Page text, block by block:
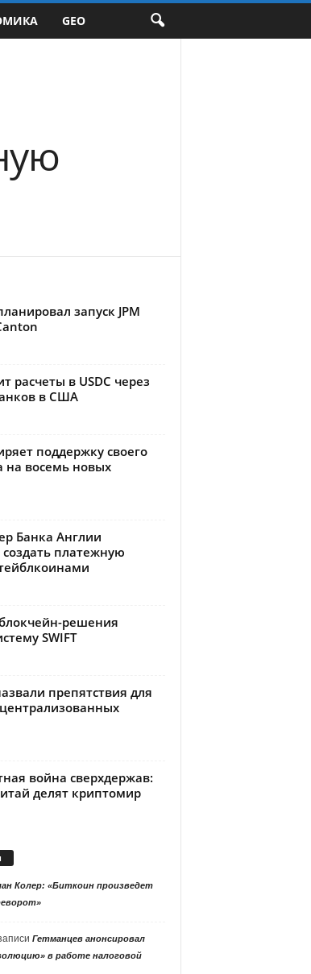
GEO
запуск JPM
расчеты в USDC через
в США
поддержку своего
на восемь новых
Банка Англии
платежную
решения
SWIFT
препятствия для
война сверхдержав:
делят криптомир
Колер: «Биткоин произведет
Гетманцев анонсировал
в работе налоговой